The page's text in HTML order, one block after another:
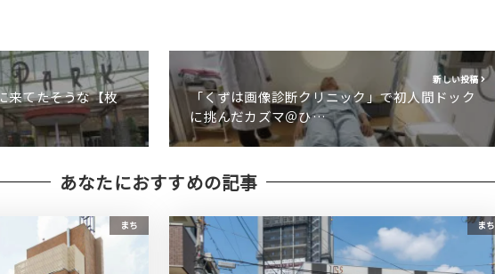
来てたそうな【枚
新しい投稿
「くずは画像診断クリニック」で初人間ドック
に挑んだカズマ＠ひ…
あなたにおすすめの記事
まち まち